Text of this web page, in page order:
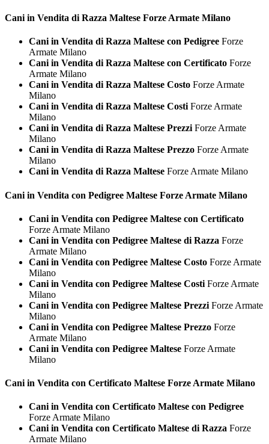
Cani in Vendita di Razza Maltese Forze Armate Milano
Cani in Vendita di Razza Maltese con Pedigree Forze
Armate Milano
Cani in Vendita di Razza Maltese con Certificato Forze
Armate Milano
Cani in Vendita di Razza Maltese Costo Forze Armate
Milano
Cani in Vendita di Razza Maltese Costi Forze Armate
Milano
Cani in Vendita di Razza Maltese Prezzi Forze Armate
Milano
Cani in Vendita di Razza Maltese Prezzo Forze Armate
Milano
Cani in Vendita di Razza Maltese Forze Armate Milano
Cani in Vendita con Pedigree Maltese Forze Armate Milano
Cani in Vendita con Pedigree Maltese con Certificato
Forze Armate Milano
Cani in Vendita con Pedigree Maltese di Razza Forze
Armate Milano
Cani in Vendita con Pedigree Maltese Costo Forze Armate
Milano
Cani in Vendita con Pedigree Maltese Costi Forze Armate
Milano
Cani in Vendita con Pedigree Maltese Prezzi Forze Armate
Milano
Cani in Vendita con Pedigree Maltese Prezzo Forze
Armate Milano
Cani in Vendita con Pedigree Maltese Forze Armate
Milano
Cani in Vendita con Certificato Maltese Forze Armate Milano
Cani in Vendita con Certificato Maltese con Pedigree
Forze Armate Milano
Cani in Vendita con Certificato Maltese di Razza Forze
Armate Milano